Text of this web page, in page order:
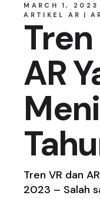
MARCH 1, 2023
ARTIKEL AR
AR
Tren VR dan
2023 – Salah